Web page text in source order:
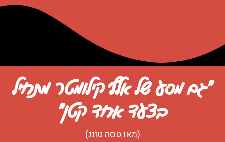
"גם מסע של אלף קילומטר מתחיל
בצעד אחד קטן"
(מאו טסה טונג)